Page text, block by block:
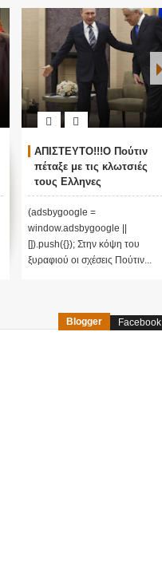
ΑΠΙΣΤΕΥΤΟ!!!Ο Πούτιν
πέταξε με τις κλωτσιές
τους Ελληνες
αστυνομικούς από το
Αγιο Ορος!!! Παγωμένες
οι σχέσεις Αθήνας
Μόσχας!!!
(adsbygoogle =
window.adsbygoogle ||
[]).push({}); Στην κόψη του
ξυραφιού οι σχέσεις Πούτιν...
Blogger Facebook